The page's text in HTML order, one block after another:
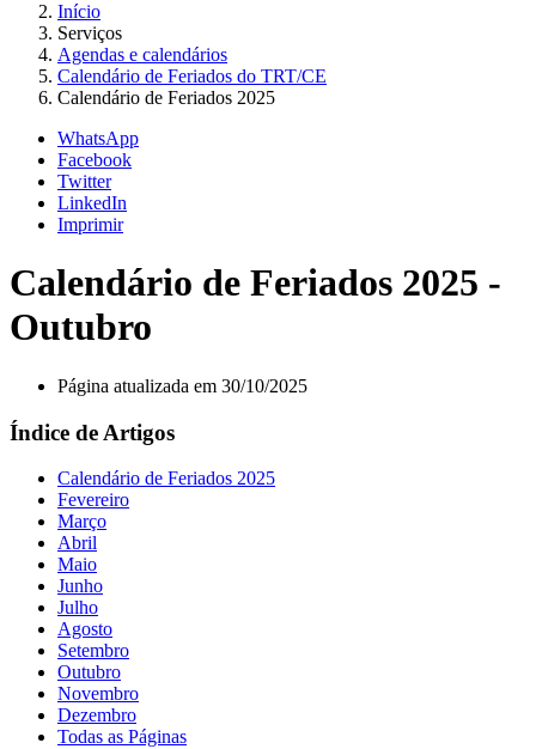
Início
Serviços
Agendas e calendários
Calendário de Feriados do TRT/CE
Calendário de Feriados 2025
WhatsApp
Facebook
Twitter
LinkedIn
Imprimir
Calendário de Feriados 2025 -
Outubro
Página atualizada em 30/10/2025
Índice de Artigos
Calendário de Feriados 2025
Fevereiro
Março
Abril
Maio
Junho
Julho
Agosto
Setembro
Outubro
Novembro
Dezembro
Todas as Páginas